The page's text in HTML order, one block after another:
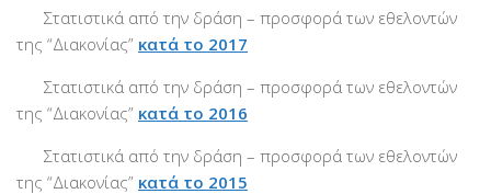
Πρακτική
Εποπτεία
Εμπειρίες
Στατιστικά από την δράση – προσφορά των εθελοντών
της “Διακονίας” κατά το 2017
Στατιστικά από την δράση – προσφορά των εθελοντών
της “Διακονίας” κατά το 2016
Στατιστικά από την δράση – προσφορά των εθελοντών
της “Διακονίας” κατά το 2015